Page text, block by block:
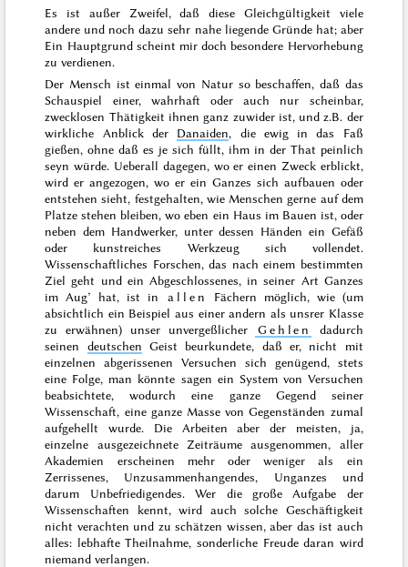
Es ist außer Zweifel, daß diese Gleichgültigkeit viele
andere und noch dazu sehr nahe liegende Gründe hat; aber
Ein Hauptgrund scheint mir doch besondere Hervorhebung
zu verdienen.
Der Mensch ist einmal von Natur so beschaffen, daß das
Schauspiel einer, wahrhaft oder auch nur scheinbar,
zwecklosen Thätigkeit ihnen ganz zuwider ist, und z.B. der
wirkliche Anblick der Danaiden, die ewig in das Faß
gießen, ohne daß es je sich füllt, ihm in der That peinlich
seyn würde. Ueberall dagegen, wo er einen Zweck erblickt,
wird er angezogen, wo er ein Ganzes sich aufbauen oder
entstehen sieht, festgehalten, wie Menschen gerne auf dem
Platze stehen bleiben, wo eben ein Haus im Bauen ist, oder
neben dem Handwerker, unter dessen Händen ein Gefäß
oder kunstreiches Werkzeug sich vollendet.
Wissenschaftliches Forschen, das nach einem bestimmten
Ziel geht und ein Abgeschlossenes, in seiner Art Ganzes
im Aug’ hat, ist in
allen
Fächern möglich, wie (um
absichtlich ein Beispiel aus einer andern als unsrer Klasse
zu erwähnen) unser unvergeßlicher
Gehlen
dadurch
seinen deutschen Geist beurkundete, daß er, nicht mit
einzelnen abgerissenen Versuchen sich genügend, stets
eine Folge, man könnte sagen ein System von Versuchen
beabsichtete, wodurch eine ganze Gegend seiner
Wissenschaft, eine ganze Masse von Gegenständen zumal
aufgehellt wurde. Die Arbeiten aber der meisten, ja,
einzelne ausgezeichnete Zeiträume ausgenommen, aller
Akademien erscheinen mehr oder weniger als ein
Zerrissenes, Unzusammenhangendes, Unganzes und
darum Unbefriedigendes. Wer die große Aufgabe der
Wissenschaften kennt, wird auch solche Geschäftigkeit
nicht verachten und zu schätzen wissen, aber das ist auch
alles: lebhafte Theilnahme, sonderliche Freude daran wird
niemand verlangen.